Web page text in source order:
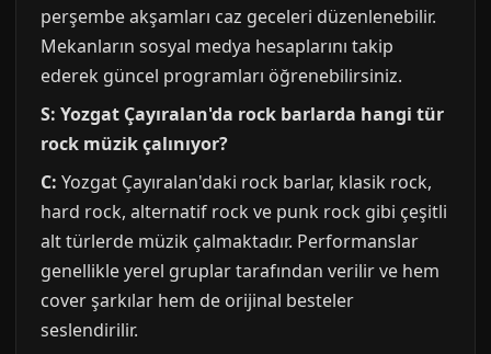
perşembe akşamları caz geceleri düzenlenebilir.
Mekanların sosyal medya hesaplarını takip
ederek güncel programları öğrenebilirsiniz.
S: Yozgat Çayıralan'da rock barlarda hangi tür
rock müzik çalınıyor?
C: Yozgat Çayıralan'daki rock barlar, klasik rock,
hard rock, alternatif rock ve punk rock gibi çeşitli
alt türlerde müzik çalmaktadır. Performanslar
genellikle yerel gruplar tarafından verilir ve hem
cover şarkılar hem de orijinal besteler
seslendirilir.